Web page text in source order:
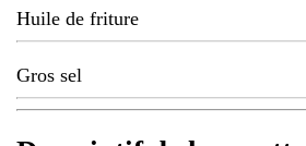
Huile de friture
Gros sel